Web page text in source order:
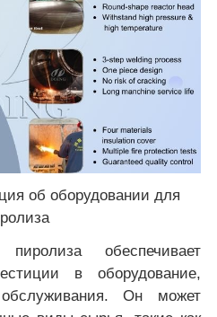
об оборудовании для
обеспечивает
в оборудование,
Он может